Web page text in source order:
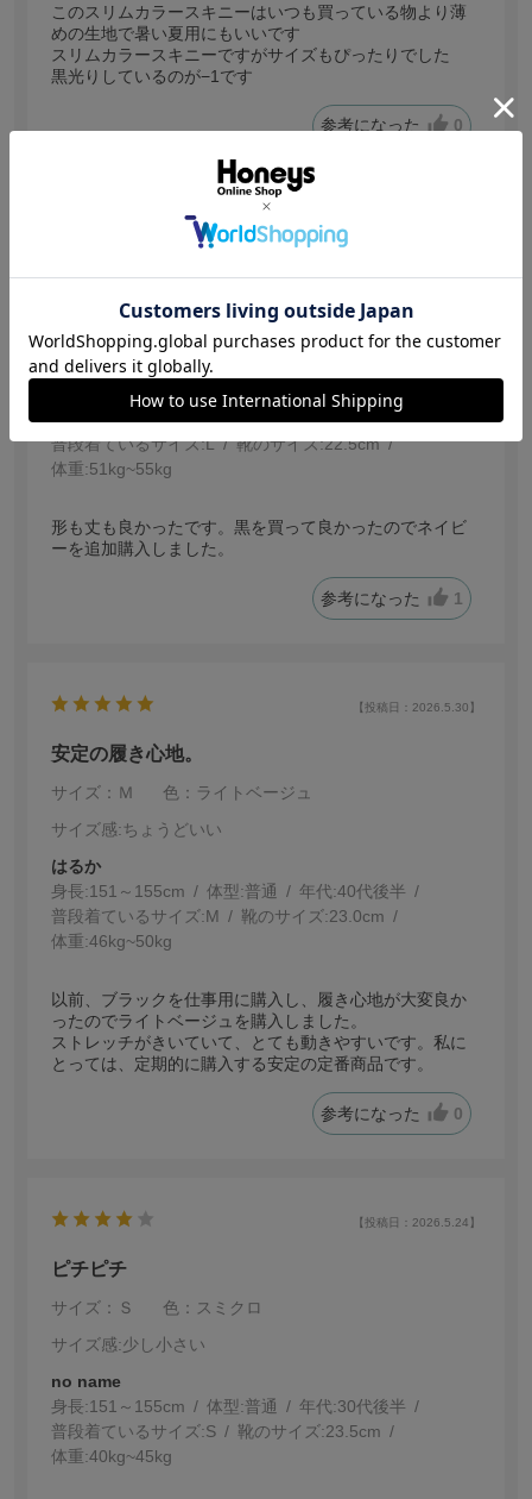
このスリムカラースキニーはいつも買っている物より薄
めの生地で暑い夏用にもいいです
スリムカラースキニーですがサイズもぴったりでした
黒光りしているのが−1です
参考になった 0
良かったです
サイズ：Ｌ
色：ネイビー
サイズ感 :ちょうどいい
ジュンコ。
身長:151～155cm 体型:普通 年代:60代～
普段着ているサイズ:L 靴のサイズ:22.5cm
体重:51kg~55kg
形も丈も良かったです。黒を買って良かったのでネイビ
ーを追加購入しました。
参考になった 1
【投稿日：2026.5.30】
安定の履き心地。
サイズ：Ｍ
色：ライトベージュ
サイズ感:ちょうどいい
はるか
身長:151～155cm 体型:普通 年代:40代後半
普段着ているサイズ:M 靴のサイズ:23.0cm
体重:46kg~50kg
以前、ブラックを仕事用に購入し、履き心地が大変良か
ったのでライトベージュを購入しました。
ストレッチがきいていて、とても動きやすいです。私に
とっては、定期的に購入する安定の定番商品です。
参考になった 0
【投稿日：2026.5.24】
ピチピチ
サイズ：Ｓ
色：スミクロ
サイズ感:少し小さい
no name
身長:151～155cm 体型:普通 年代:30代後半
普段着ているサイズ:S 靴のサイズ:23.5cm
体重:40kg~45kg